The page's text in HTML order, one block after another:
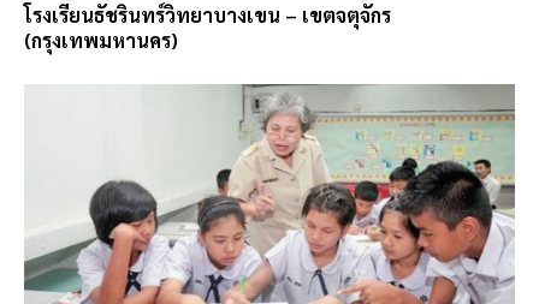
โรงเรียนธัชรินทร์วิทยาบางเขน – เขตจตุจักร
(กรุงเทพมหานคร)